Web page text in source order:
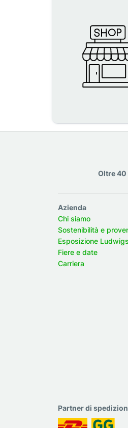
Oltre 40
Azienda
Chi siamo
Sostenibilità e
Esposizione
Fiere e date
Carriera
Partner di